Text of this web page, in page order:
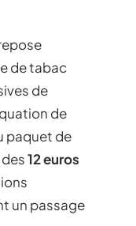
de tabac
de
de
paquet de
12 euros
un passage